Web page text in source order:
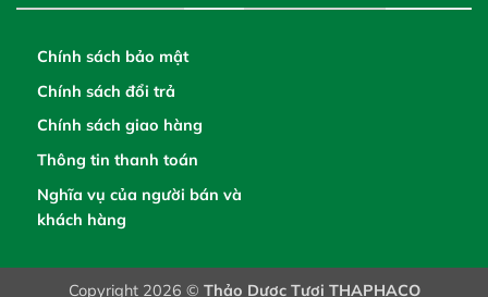
Chính sách bảo mật
Chính sách đổi trả
Chính sách giao hàng
Thông tin thanh toán
Nghĩa vụ của người bán và
khách hàng
Copyright 2026 © Thảo Dược Tươi THAPHACO